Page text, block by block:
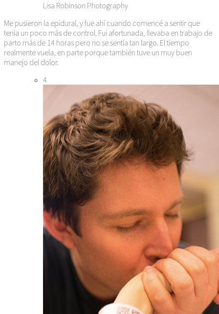
Lisa Robinson Photography
Me pusieron la epidural, y fue ahí cuando comencé a sentir que
tenía un poco más de control. Fui afortunada, llevaba en trabajo de
parto más de 14 horas pero no se sentía tan largo. El tiempo
realmente vuela, en parte porque también tuve un muy buen
manejo del dolor.
4